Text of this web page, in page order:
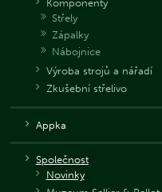
Komponenty
Střely
Zápalky
Nábojnice
Výroba strojů a nářadí
Zkušební střelivo
Appka
Společnost
Novinky